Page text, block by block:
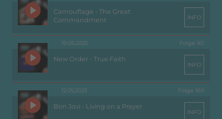
Camouflage - The Great
Commandment
INFO
19.05.2025 Folge 161
New Order - True Faith
INFO
12.05.2025 Folge 160
Bon Jovi - Living on a Prayer
INFO